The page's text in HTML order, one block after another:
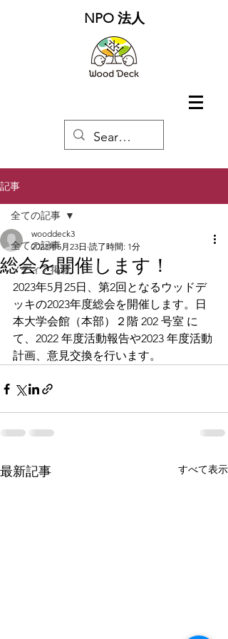
NPO 法人
記事
全ての記事
メディア掲載
全ての記事
総会を開催します！
wooddeck3
2023年5月23日 読了時間: 1分
2023年5月25日、第2回となるウッドデ
ッキの2023年度総会を開催します。日
本大学会館（本部）２階 202 号室 に
て、2022 年度活動報告や2023 年度活動
計画、意見交換を行います。
最新記事 すべて表示